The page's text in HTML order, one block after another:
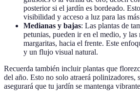
posterior si el jardín es bordeado.
visibilidad y acceso a luz para las
Medianas y bajas: Las plantas de
petunias, pueden ir en el medio, y las
margaritas, hacia el frente. Este
y un flujo visual natural.
Recuerda también incluir plantas que
del año. Esto no solo atraerá polinizadores,
asegurará que tu jardín se mantenga